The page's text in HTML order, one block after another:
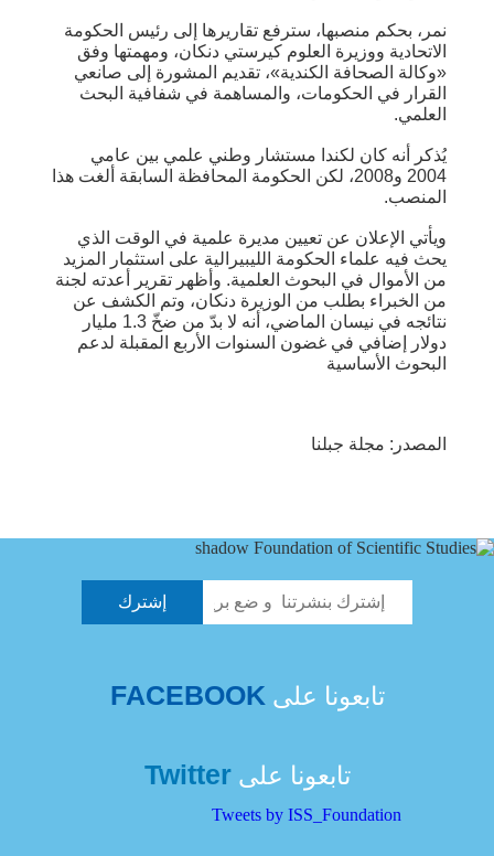
نمر، بحكم منصبها، سترفع تقاريرها إلى رئيس الحكومة
الاتحادية ووزيرة العلوم كيرستي دنكان، ومهمتها وفق
«وكالة الصحافة الكندية»، تقديم المشورة إلى صانعي
القرار في الحكومات، والمساهمة في شفافية البحث
العلمي.
يُذكر أنه كان لكندا مستشار وطني علمي بين عامي
2004 و2008، لكن الحكومة المحافظة السابقة ألغت هذا
المنصب.
ويأتي الإعلان عن تعيين مديرة علمية في الوقت الذي
يحث فيه علماء الحكومة الليبيرالية على استثمار المزيد
من الأموال في البحوث العلمية. وأظهر تقرير أعدته لجنة
من الخبراء بطلب من الوزيرة دنكان، وتم الكشف عن
نتائجه في نيسان الماضي، أنه لا بدّ من ضخّ 1.3 مليار
دولار إضافي في غضون السنوات الأربع المقبلة لدعم
البحوث الأساسية
المصدر: مجلة جبلنا
تابعونا على FACEBOOK
تابعونا علىTwitter
Tweets by ISS_Foundation